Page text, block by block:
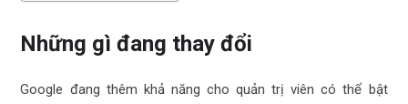
Những gì đang thay đổi
Google đang thêm khả năng cho quản trị viên có thể bật